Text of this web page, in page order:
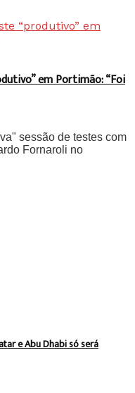
em Portimão: “Foi
sessão de testes com
Fornaroli no
e Abu Dhabi só será